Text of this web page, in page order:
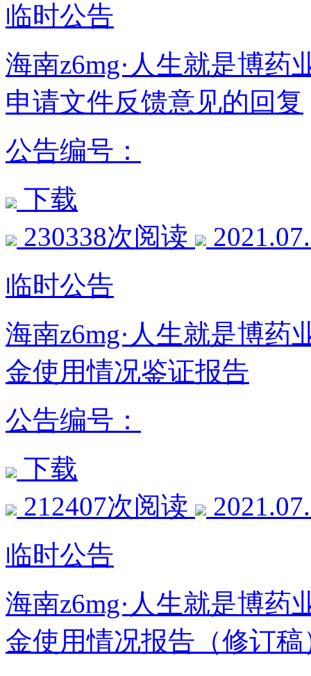
临时公告
海南z6mg·人生就是博药
申请文件反馈意见的回复
公告编号：
下载
230338次阅读
临时公告
海南z6mg·人生就是博药
金使用情况鉴证报告
公告编号：
下载
212407次阅读
临时公告
海南z6mg·人生就是博药
金使用情况报告（修订稿